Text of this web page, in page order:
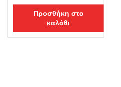
Προσθήκη στο
καλάθι